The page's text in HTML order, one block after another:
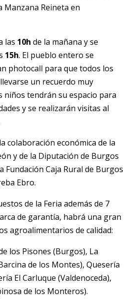
Manzana Reineta en
las 10h de la mañana y se
15h. El pueblo entero se
photocall para que todos los
un recuerdo muy
niños tendrán su espacio para
y se realizarán visitas al
colaboración económica de la
y de la Diputación de Burgos
Fundación Caja Rural de Burgos
Ebro.
de la Feria además de 7
de garantía, habrá una gran
agroalimentarios de calidad:
los Pisones (Burgos), La
de los Montes), Quesería
El Carluque (Valdenoceda),
de los Monteros).